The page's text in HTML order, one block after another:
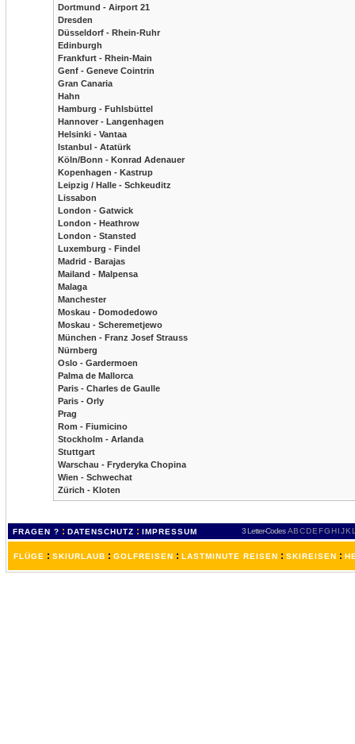
Dortmund - Airport 21
Dresden
Düsseldorf - Rhein-Ruhr
Edinburgh
Frankfurt - Rhein-Main
Genf - Geneve Cointrin
Gran Canaria
Hahn
Hamburg - Fuhlsbüttel
Hannover - Langenhagen
Helsinki - Vantaa
Istanbul - Atatürk
Köln/Bonn - Konrad Adenauer
Kopenhagen - Kastrup
Leipzig / Halle - Schkeuditz
Lissabon
London - Gatwick
London - Heathrow
London - Stansted
Luxemburg - Findel
Madrid - Barajas
Mailand - Malpensa
Malaga
Manchester
Moskau - Domodedowo
Moskau - Scheremetjewo
München - Franz Josef Strauss
Nürnberg
Oslo - Gardermoen
Palma de Mallorca
Paris - Charles de Gaulle
Paris - Orly
Prag
Rom - Fiumicino
Stockholm - Arlanda
Stuttgart
Warschau - Fryderyka Chopina
Wien - Schwechat
Zürich - Kloten
FRAGEN ? : DATENSCHUTZ : IMPRESSUM 3 Letter-Codes ABCDEFGH IJKL
FLÜGE : SKIURLAUB : GOLFREISEN : LASTMINUTE REISEN : SKIREISEN :